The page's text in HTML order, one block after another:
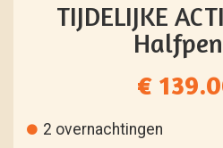
TIJDELIJKE
€
2 overnachtingen